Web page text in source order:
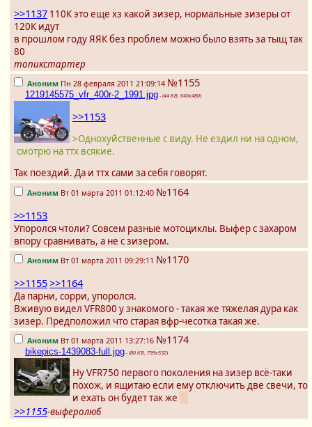
>>1137 110К это еще хз какой зизер, нормальные зизеры от
120К идут
в прошлом году ЯЯК без проблем можно было взять за тыщ так
80
топикстартер
Аноним Пн 28 февраля 2011 21:09:14 №1155
1219145575_vfr_400r-2_1991.jpg - (44 KB, 640x480)
>>1153
>Однохуйственные с виду. Не ездил ни на одном,
смотрю на ттх всякие.
Так поездий. Да и ттх сами за себя говорят.
Аноним Вт 01 марта 2011 01:12:40 №1164
>>1153
Упоролся чтоли? Совсем разные мотоциклы. Выфер с захаром
впору сравнивать, а не с зизером.
Аноним Вт 01 марта 2011 09:29:11 №1170
>>1155>>1164
Да парни, сорри, упоролся.
Вживую видел VFR800 у знакомого - такая же тяжелая дура как
зизер. Предположил что старая вфр-чесотка такая же.
Аноним Вт 01 марта 2011 13:27:16 №1174
bikepics-1439083-full.jpg - (80 KB, 799x532)
Ну VFR750 первого поколения на зизер всё-таки
похож, и ящитаю если ему отключить две свечи, то
и ехать он будет так же
>>1155-выферолюб